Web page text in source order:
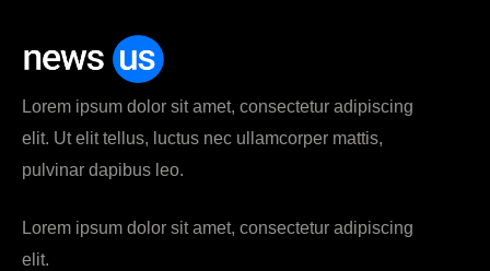
Lorem ipsum dolor sit amet, consectetur adipiscing
elit. Ut elit tellus, luctus nec ullamcorper mattis,
pulvinar dapibus leo.
Lorem ipsum dolor sit amet, consectetur adipiscing
elit.